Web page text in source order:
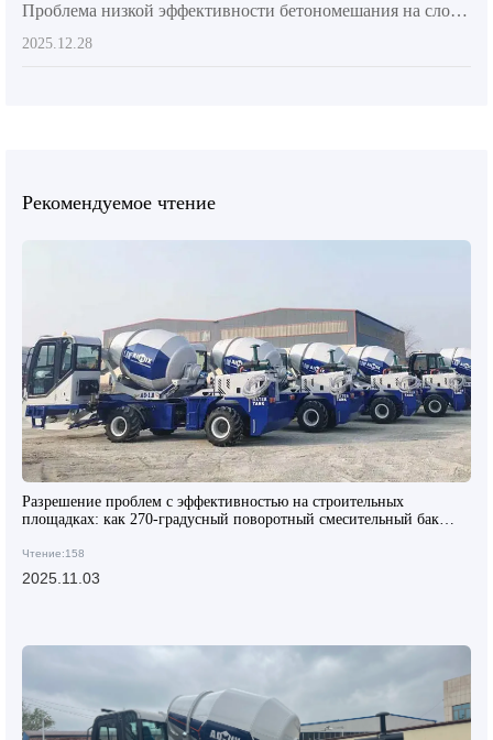
Проблема низкой эффективности бетономешания на сложных террасах? Логика практического применения строительных шин и шарнирного рамы для повышения проходимости
2025.12.28
Рекомендуемое чтение
Разрешение проблем с эффективностью на строительных
площадках: как 270-градусный поворотный смесительный бак
Чтение:158
2025.11.03